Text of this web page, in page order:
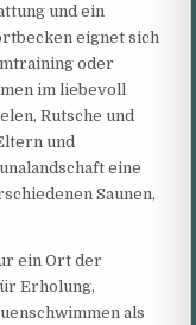
und ein
eignet sich
oder
im liebevoll
Rutsche und
und
eine
Saunen,
ein Ort der
Erholung,
als